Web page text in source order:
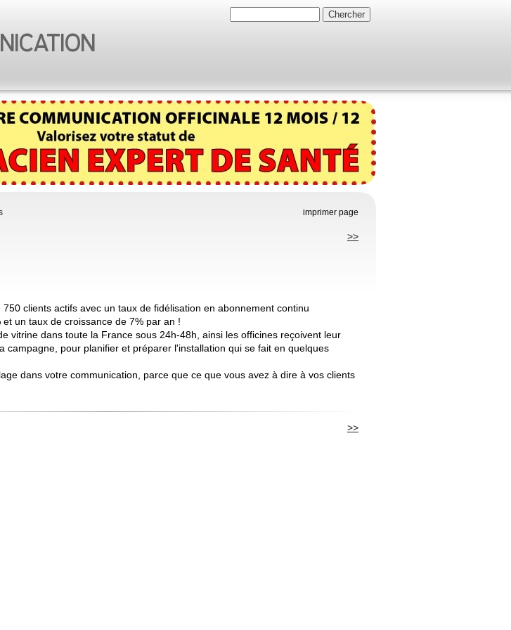
imprimer page
>>
clients actifs avec un taux de fidélisation en abonnement continu
un taux de croissance de 7% par an !
vitrine dans toute la France sous 24h-48h, ainsi les officines reçoivent leur
campagne, pour planifier et préparer l'installation qui se fait en quelques
dans votre communication, parce que ce que vous avez à dire à vos clients
>>